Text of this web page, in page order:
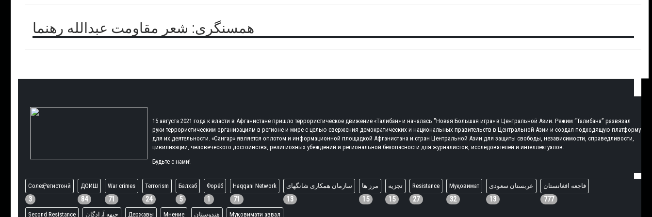
همسنگری: شعر مقاومت عبدالله رهنما
15 августа 2021 года к власти в Афганистане пришло террористическое движение «Талибан» и началась "Новая Большая игра» в Центральной Азии. Режим “Талибана” развязал
руки террористическим организациям в регионе и мире с целью свержения демократических и национальных правительств в Центральной Азии и создал подходящую платформу
для их деятельности. «Сангар» является оплотом и информационной площадкой Афганистана и стран Центральной Азии для защиты свободы, независимости, справедливости,
цивилизации, человеческого достоинства, религиозных убеждений и региональной безопасности для журналистов, исследователей и интеллектуалов.
Будьте с нами!
Солеҳ Регистонӣ
3
ДОИШ
84
War crimes
71
Terrorism
24
Балхаб
5
Форёб
1
Haqqani Network
71
سازمان همکاری شانگهای
13
مرز ها
15
تجزیه
15
Resistance
27
Муқовимат
32
عربستان سعودی
13
فاجعه افغانستان
777
Second Resistance جبهه آزادگان Державы Мнение هندوستان Муқовимати аввал